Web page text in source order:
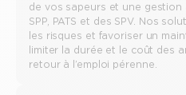
de vos sapeurs et une
SPP, PATS et des SPV. Nos
les risques et favoriser un
limiter la durée et le coût des
retour à l’emploi pérenne.